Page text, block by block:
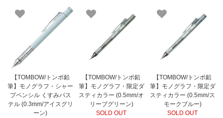
【TOMBOW/トンボ鉛
筆】モノグラフ・シャー
プペンシル くすみパス
テル (0.3mm/アイスグリ
ーン)
【TOMBOW/トンボ鉛
筆】モノグラフ・限定ダ
スティカラー (0.5mm/オ
リーブグリーン)
SOLD OUT
【TOMBOW/トンボ鉛
筆】モノグラフ・限定ダ
スティカラー (0.5mm/ス
モークブルー)
SOLD OUT